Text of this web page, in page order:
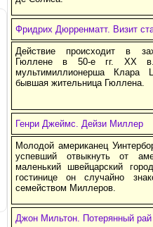
Фридрих Дюрренматт. Визит
Действие происходит в
Гюллене в 50-е гг. XX в.
мультимиллионерша Клара
бывшая жительница Гюллена.
Генри Джеймс. Дейзи Миллер
Молодой американец
успевший отвыкнуть от
маленький швейцарский
гостинице он случайно
семейством Миллеров.
Джон Мильтон. Потерянный рай